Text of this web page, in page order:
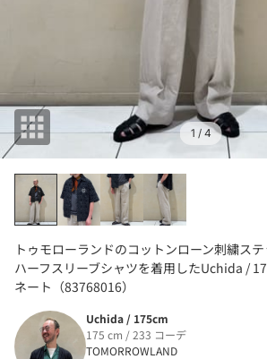
1 / 4
トゥモローランドのコットンローン刺繍ス
ハーフスリーブシャツを着用したUchida /
ネート（83768016）
Uchida / 175cm
175 cm / 233 コーデ
TOMORROWLAND